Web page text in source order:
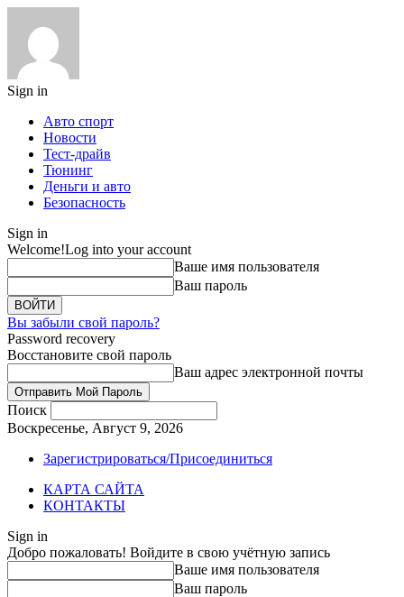
Sign in
Авто спорт
Новости
Тест-драйв
Тюнинг
Деньги и авто
Безопасность
Sign in
Welcome!Log into your account
Ваше имя пользователя
Ваш пароль
Вы забыли свой пароль?
Password recovery
Восстановите свой пароль
Ваш адрес электронной почты
Поиск
Воскресенье, Август 9, 2026
Зарегистрироваться/Присоединиться
КАРТА САЙТА
КОНТАКТЫ
Sign in
Добро пожаловать! Войдите в свою учётную запись
Ваше имя пользователя
Ваш пароль